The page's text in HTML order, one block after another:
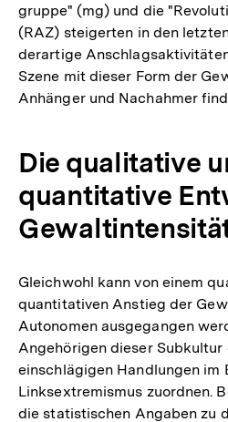
gruppe" (mg) und die
(RAZ) steigerten in den
derartige
Szene mit dieser Form der
Anhänger und Nachahmer
Die qualitative
quantitative
Gleichwohl kann von einem
quantitativen Anstieg der
Autonomen ausgegangen
Angehörigen dieser Subkultur
einschlägigen Handlungen im
Linksextremismus zuordnen.
die statistischen Angaben zu